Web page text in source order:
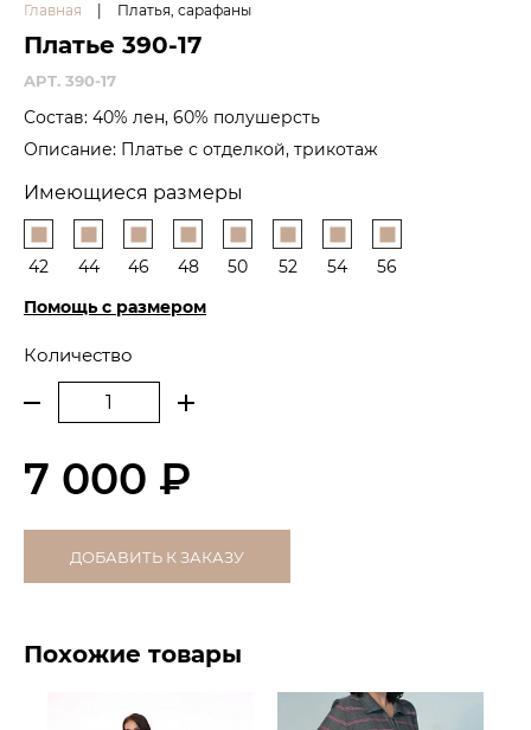
Главная Платья, сарафаны
Платье 390-17
APT. 390-17
Состав: 40% лен, 60% полушерсть
Описание: Платье с отделкой, трикотаж
Имеющиеся размеры
42 44 46 48 50 52 54
56
Помощь с размером
Количество
7 000 ₽
ДОБАВИТЬ К ЗАКАЗУ
Похожие товары